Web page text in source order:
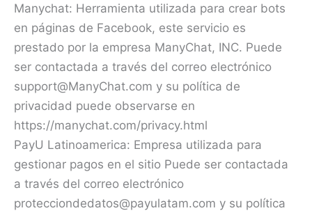
Manychat: Herramienta utilizada para crear bots
en páginas de Facebook, este servicio es
prestado por la empresa ManyChat, INC. Puede
ser contactada a través del correo electrónico
support@ManyChat.com y su política de
privacidad puede observarse en
https://manychat.com/privacy.html
PayU Latinoamerica: Empresa utilizada para
gestionar pagos en el sitio Puede ser contactada
a través del correo electrónico
protecciondedatos@payulatam.com y su política